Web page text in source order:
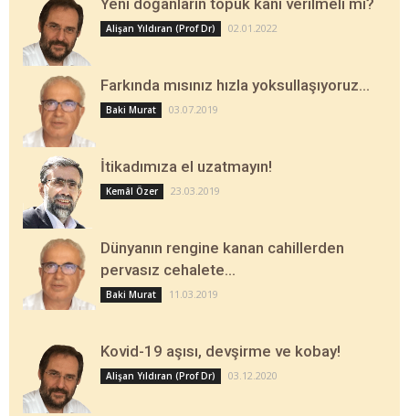
Yeni doğanların topuk kanı verilmeli mi?
Alişan Yıldıran (Prof Dr) 02.01.2022
Farkında mısınız hızla yoksullaşıyoruz…
Baki Murat 03.07.2019
İtikadımıza el uzatmayın!
Kemâl Özer 23.03.2019
Dünyanın rengine kanan cahillerden
pervasız cehalete…
Baki Murat 11.03.2019
Kovid-19 aşısı, devşirme ve kobay!
Alişan Yıldıran (Prof Dr) 03.12.2020